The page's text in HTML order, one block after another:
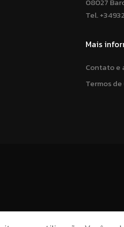
Tel.
Mais
Contato e
Termos